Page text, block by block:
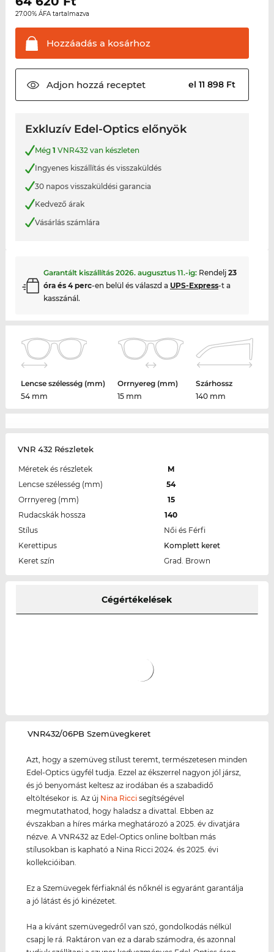
27.00% ÁFA tartalmazva
Hozzáadás a kosárhoz
Adjon hozzá receptet el 11 898 Ft
Exkluzív Edel-Optics előnyök
Még 1 VNR432 van készleten
Ingyenes kiszállítás és visszaküldés
30 napos visszaküldési garancia
Kedvező árak
Vásárlás számlára
Garantált kiszállítás 2026. augusztus 11.-ig: Rendelj 23
óra és 4 perc-en belül és válaszd a UPS-Express-t a
kasszánál.
Lencse szélesség (mm)
54 mm
Orrnyereg (mm)
15 mm
Szárhossz
140 mm
VNR 432 Részletek
Méretek és részletek
M
Lencse szélesség (mm)
54
Orrnyereg (mm)
15
Rudacskák hossza
140
Stílus
Női és Férfi
Kerettipus
Komplett keret
Keret szín
Grad. Brown
Cégértékelések
‌VNR432/06PB Szemüvegkeret
Azt, hogy a szemüveg stílust teremt, természetesen minden
Edel-Optics ügyfél tudja. Ezzel az ékszerrel nagyon jól jársz,
és jó benyomást keltesz az irodában és a szabadidő
eltöltésekor is. Az új Nina Ricci segítségével
megmutathatod, hogy haladsz a divattal. Ebben az
évszakban a híres márka meghatározó a 2025. év divatjára
nézve. A VNR432 az Edel-Optics online boltban más
stílusokban is kapható a Nina Ricci 2024. és 2025. évi
kollekcióiban.
Ez a Szemüvegek férfiaknál és nőknél is egyaránt garantálja
a jó látást és jó kinézetet.
Ha a kívánt szemüvegedről van szó, gondolkodás nélkül
csapj le rá. Raktáron van ez a darab számodra, és azonnal